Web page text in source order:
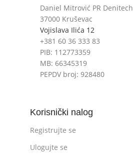
Daniel Mitrović PR Denitech
37000 Kruševac
Vojislava Ilića 12
+381 60 36 333 83
PIB: 112773359
MB: 66345319
PEPDV broj: 928480
Korisnički nalog
Registrujte se
Ulogujte se